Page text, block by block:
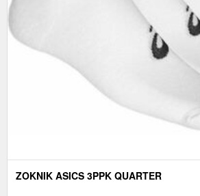
ZOKNIK ASICS 3PPK QUARTER